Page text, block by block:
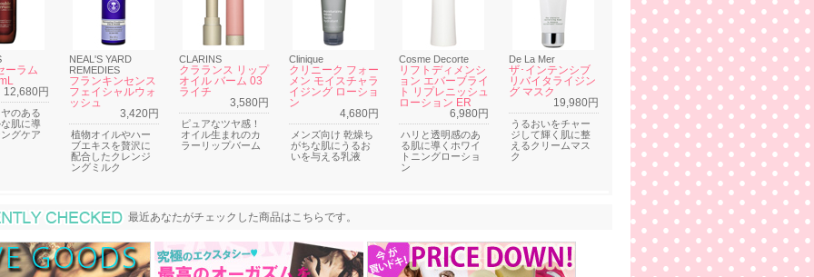
ーラム
12,680円
のある
肌に導
グケア
NEAL'S YARD
REMEDIES
フランキンセンス
フェイシャルウォ
ッシュ
3,420円
植物オイルやハー
ブエキスを贅沢に
配合したクレンジ
ングミルク
CLARINS
クラランス リップ
オイル バーム 03
ライチ
3,580円
ピュアなツヤ感！
オイル生まれのカ
ラーリップバーム
Clinique
クリニーク フォー
メン モイスチャラ
イジング ローショ
ン
4,680円
メンズ向け 乾燥ち
がちな肌にうるお
いを与える乳液
Cosme Decorte
リフトディメンシ
ョン エバーブライ
ト リプレニッシュ
ローション ER
6,980円
ハリと透明感のあ
る肌に導くホワイ
トニングローショ
ン
De La Mer
ザ･インテンシブ
リバイタライジン
グ マスク
19,980円
うるおいをチャー
ジして輝く肌に整
えるクリームマス
ク
最近あなたがチェックした商品
最近あなたがチェックした商品はこちらです。